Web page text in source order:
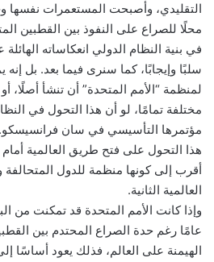
التقليدي، وأصبحت المستعمرات نفسها
محلًا للصراع على النفوذ بين القطبين
في بنية النظام الدولي انعكاساته
سلبًا وإيجابًا، كما سنرى فيما بعد. بل
لمنظمة “الأمم المتحدة” أن تنشأ
مختلفة تمامًا، لو أن هذا التحول في
مؤتمرها التأسيسي في سان
هذا التحول على فتح طريق العالمية
أقرب إلى كونها منظمة للدول
العالمية الثانية.
وإذا كانت الأمم المتحدة قد تمكنت من
عامًا رغم حدة الصراع المحتدم بين
الهيمنة على العالم، فذلك يعود أساسًا